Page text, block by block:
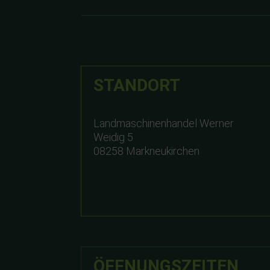
STANDORT
Landmaschinenhandel Werner
Weidig 5
08258 Markneukirchen